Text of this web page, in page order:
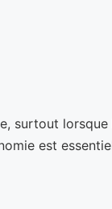
surtout
est